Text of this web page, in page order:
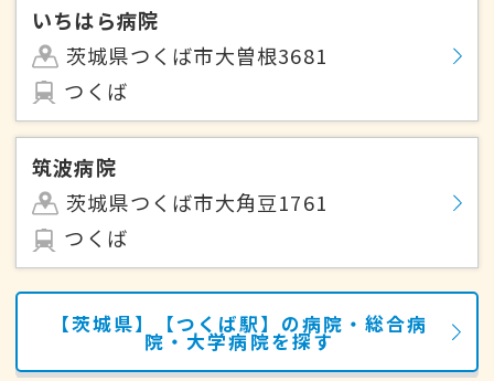
いちはら病院
茨城県つくば市大曽根3681
つくば
筑波病院
茨城県つくば市大角豆1761
つくば
【茨城県】【つくば駅】の病院・総合病
院・大学病院を探す